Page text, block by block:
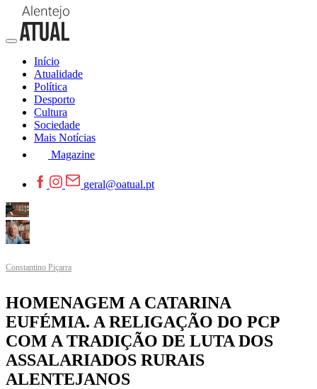
Início
Atualidade
Política
Desporto
Cultura
Sociedade
Mais Notícias
Magazine
geral@oatual.pt
Constantino Piçarra
HOMENAGEM A CATARINA
EUFÉMIA. A RELIGAÇÃO DO PCP
COM A TRADIÇÃO DE LUTA DOS
ASSALARIADOS RURAIS
ALENTEJANOS